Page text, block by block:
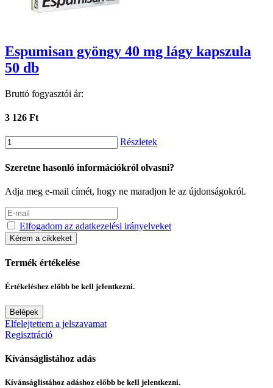
Espumisan gyöngy 40 mg lágy kapszula
50 db
Bruttó fogyasztói ár:
3 126 Ft
Részletek
Szeretne hasonló információkról olvasni?
Adja meg e-mail címét, hogy ne maradjon le az újdonságokról.
Elfogadom az adatkezelési irányelveket
Kérem a cikkeket
Termék értékelése
Értékeléshez előbb be kell jelentkezni.
Belépek
Elfelejtettem a jelszavamat
Regisztráció
Kívánságlistához adás
Kívánságlistához adáshoz előbb be kell jelentkezni.